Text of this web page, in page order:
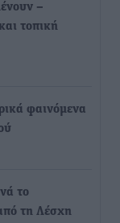
–
τοπική
φαινόμενα
το
τη Λέσχη